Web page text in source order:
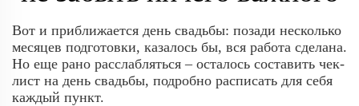
Вот и приближается день свадьбы: позади несколько
месяцев подготовки, казалось бы, вся работа сделана.
Но еще рано расслабляться – осталось составить чек-
лист на день свадьбы, подробно расписать для себя
каждый пункт.